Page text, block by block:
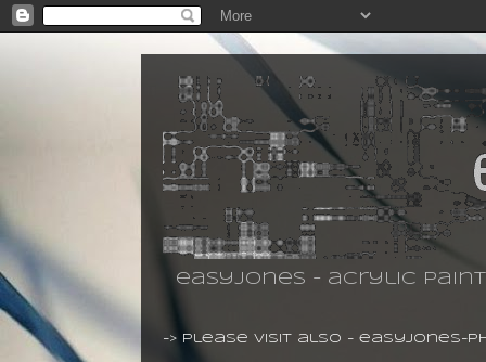
easyjones - acrylic
-> please visit also - easyjones-